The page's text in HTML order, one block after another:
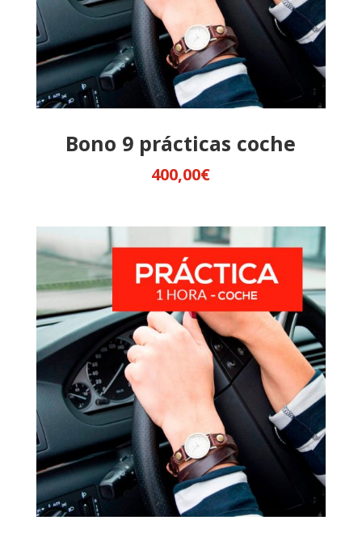
Bono 9 prácticas coche
400,00€